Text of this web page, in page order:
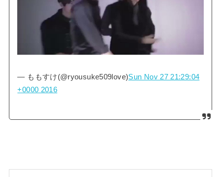
— ももすけ(@ryousuke509love)Sun Nov 27 21:29:04
+0000 2016